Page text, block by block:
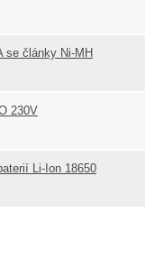
se články Ni-MH
230V
Li-Ion 18650